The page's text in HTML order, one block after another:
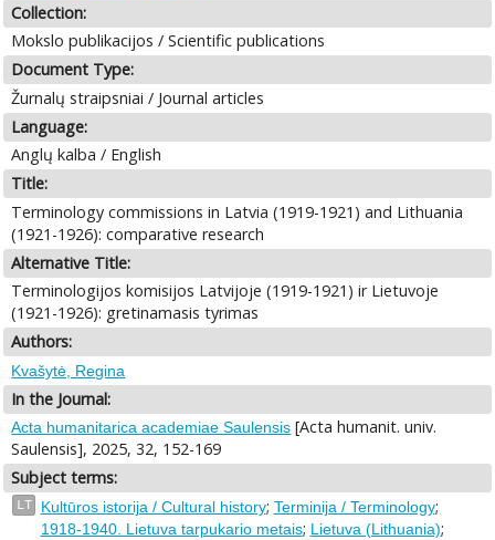
Collection:
Mokslo publikacijos / Scientific publications
Document Type:
Žurnalų straipsniai / Journal articles
Language:
Anglų kalba / English
Title:
Terminology commissions in Latvia (1919-1921) and Lithuania
(1921-1926): comparative research
Alternative Title:
Terminologijos komisijos Latvijoje (1919-1921) ir Lietuvoje
(1921-1926): gretinamasis tyrimas
Authors:
Kvašytė, Regina
In the Journal:
Acta humanitarica academiae Saulensis [Acta humanit. univ.
Saulensis], 2025, 32, 152-169
Subject terms:
LT Kultūros istorija / Cultural history; Terminija / Terminology;
1918-1940. Lietuva tarpukario metais; Lietuva (Lithuania);